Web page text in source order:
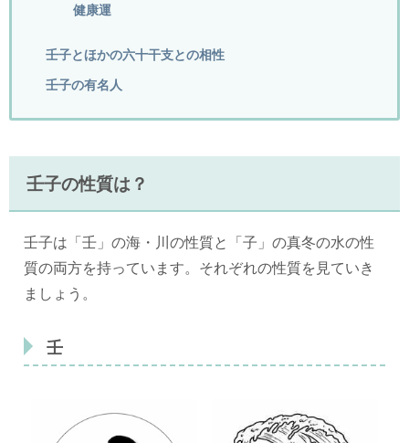
健康運
壬子とほかの六十干支との相性
壬子の有名人
壬子の性質は？
壬子は「壬」の海・川の性質と「子」の真冬の水の性
質の両方を持っています。それぞれの性質を見ていき
ましょう。
壬